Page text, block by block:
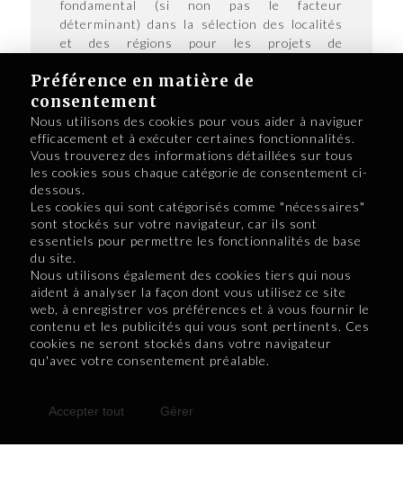
Préférence en matière de
consentement
Nous utilisons des cookies pour vous aider à naviguer
efficacement et à exécuter certaines fonctionnalités.
Vous trouverez des informations détaillées sur tous
les cookies sous chaque catégorie de consentement ci-
dessous.
Les cookies qui sont catégorisés comme "nécessaires"
sont stockés sur votre navigateur, car ils sont
essentiels pour permettre les fonctionnalités de base
du site.
Nous utilisons également des cookies tiers qui nous
aident à analyser la façon dont vous utilisez ce site
web, à enregistrer vos préférences et à vous fournir le
contenu et les publicités qui vous sont pertinents. Ces
cookies ne seront stockés dans votre navigateur
qu'avec votre consentement préalable.
Accepter tout Gérer
fondamental (si non pas le facteur
déterminant) dans la sélection des localités
et des régions pour les projets de
participants.